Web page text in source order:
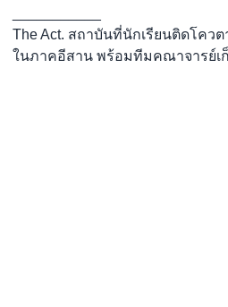
The Act. สถาบันที่นักเรียนติดโคว
ในภาคอีสาน พร้อมทีมคณาจารย์เ